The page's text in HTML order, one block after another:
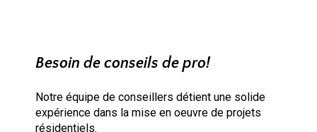
Besoin de conseils de pro!
Notre équipe de conseillers détient une solide
expérience dans la mise en oeuvre de projets
résidentiels.